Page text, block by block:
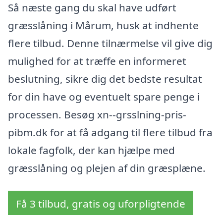
Så næste gang du skal have udført
græsslåning i Mårum, husk at indhente
flere tilbud. Denne tilnærmelse vil give dig
mulighed for at træffe en informeret
beslutning, sikre dig det bedste resultat
for din have og eventuelt spare penge i
processen. Besøg xn--grsslning-pris-
pibm.dk for at få adgang til flere tilbud fra
lokale fagfolk, der kan hjælpe med
græsslåning og plejen af din græsplæne.
Få 3 tilbud, gratis og uforpligtende